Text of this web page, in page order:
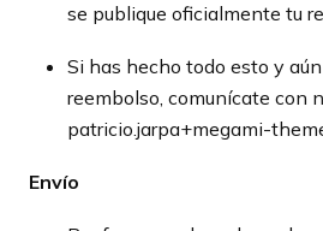
se publique oficialmente tu
Si has hecho todo esto y
reembolso, comunícate con
patricio.jarpa+megami-
Envío